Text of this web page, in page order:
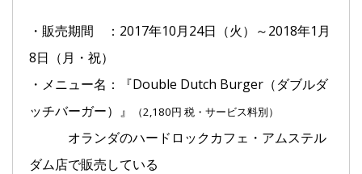
・販売期間 ：2017年10月24日（火）～2018年1月
8日（月・祝）
・メニュー名：『Double Dutch Burger（ダブルダ
ッチバーガー）』
（2,180円 税・サービス料別）
オランダのハードロックカフェ・アムステル
ダム店で販売している